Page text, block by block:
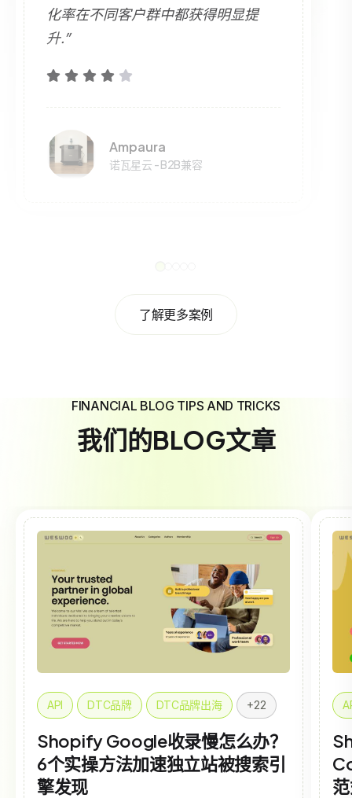
化率在不同客户群中都获得明显提
升.”
Ampaura
诺瓦星云 - B2B兼容
了解更多案例
FINANCIAL BLOG TIPS AND TRICKS
我们的BLOG文章
API DTC品牌 DTC品牌出海 +22
Shopify Google收录慢怎么办？
6个实操方法加速独立站被搜索引
擎发现